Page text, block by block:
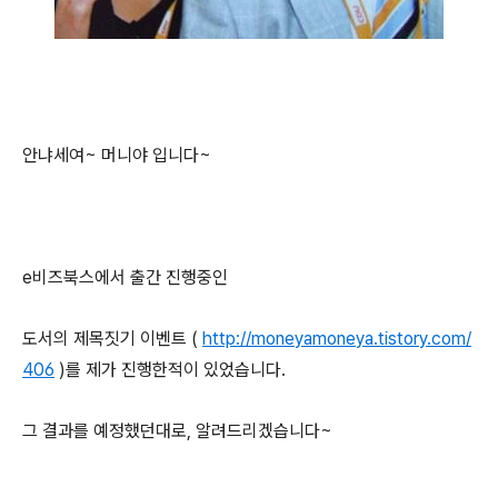
안냐세여~ 머니야 입니다~
e비즈북스에서 출간 진행중인
도서의 제목짓기 이벤트 ( http://moneyamoneya.tistory.com/
406 )를 제가 진행한적이 있었습니다.
그 결과를 예정했던대로, 알려드리겠습니다~